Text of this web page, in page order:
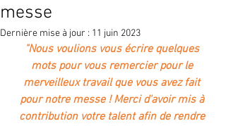
messe
Dernière mise à jour : 11 juin 2023
"Nous voulions vous écrire quelques
mots pour vous remercier pour le
merveilleux travail que vous avez fait
pour notre messe ! Merci d'avoir mis à
contribution votre talent afin de rendre